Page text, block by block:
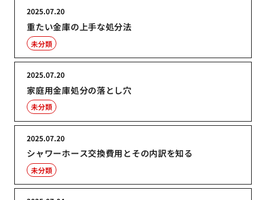
重たい金庫の上手な処分法
2025.07.20
未分類
家庭用金庫処分の落とし穴
2025.07.20
未分類
シャワーホース交換費用とその内訳を知る
2025.07.20
未分類